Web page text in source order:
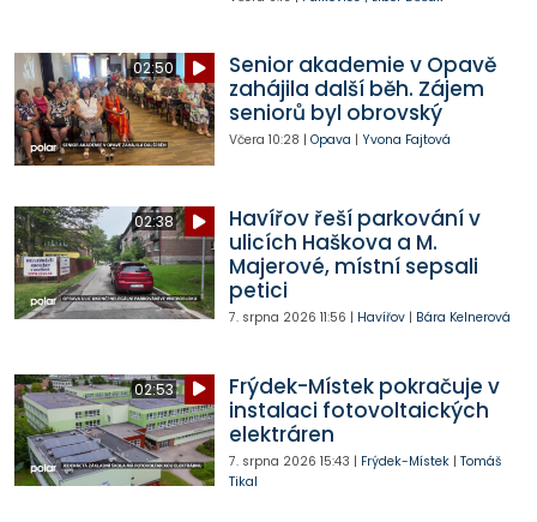
02:50
Senior akademie v Opavě
zahájila další běh. Zájem
seniorů byl obrovský
Včera 10:28 | Opava | Yvona Fajtová
02:38
Havířov řeší parkování v
ulicích Haškova a M.
Majerové, místní sepsali
petici
7. srpna 2026 11:56 | Havířov| Bára Kelnerová
02:53
Frýdek-Místek pokračuje v
instalaci fotovoltaických
elektráren
7. srpna 2026 15:43 | Frýdek-Místek| Tomáš
Tikal